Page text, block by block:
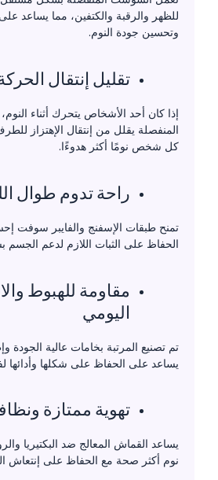
للظهر والرقبة والكتفين، مما يساعد
وتحسين جودة النوم.
تقليل إنتقال
إذا كان أحد الأشخاص يتحرك أثناء
المنفصلة يقلل من إنتقال الإهتزاز
كل شخص نومًا أكثر هدوءًا.
راحة تدوم طوال
تمنح طبقات الإسفنج والفايبر سوفت
الحفاظ على الثبات اللازم لدعم
مقاومة للهبوط
اليومي
تم تصنيع المرتبة بخامات عالية
يساعد على الحفاظ على شكلها وأدائها
تهوية ممتازة
يساعد القماش المعالج ضد البكتيريا
نوم أكثر صحة مع الحفاظ على إنتعاش